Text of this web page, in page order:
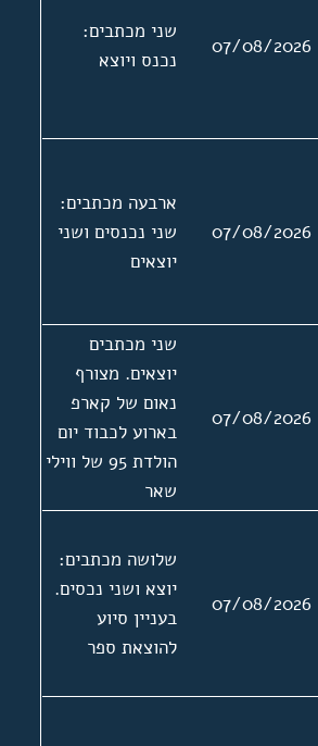
07/08/2026
שני מכתבים:
נכנס ויוצא
07/08/2026
ארבעה מכתבים:
שני נכנסים ושני
יוצאים
07/08/2026
שני מכתבים
יוצאים. מצורף
נאום של קארפ
בארוע לכבוד יום
הולדת 95 של ווילי
שאר
07/08/2026
שלושה מכתבים:
יוצא ושני נכסים.
בעניין סיוע
להוצאת ספר